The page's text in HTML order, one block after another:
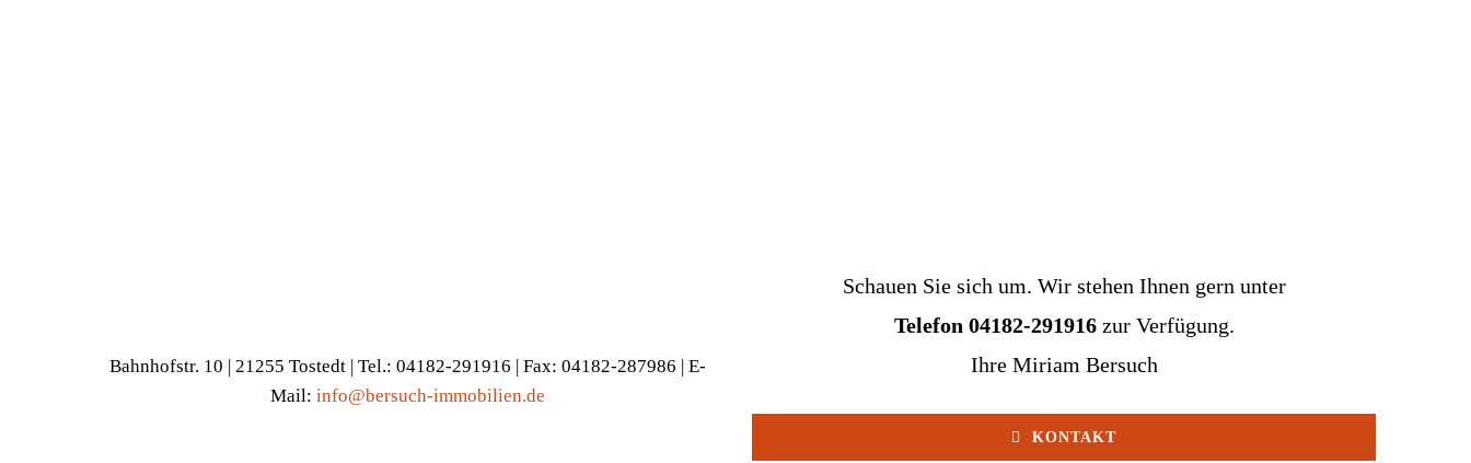
Bahnhofstr. 10 | 21255 Tostedt | Tel.: 04182-291916 | Fax: 04182-287986 | E-
Mail: info@bersuch-immobilien.de
Schauen Sie sich um. Wir stehen Ihnen gern unter
Telefon 04182-291916zur Verfügung.
Ihre Miriam Bersuch
KONTAKT